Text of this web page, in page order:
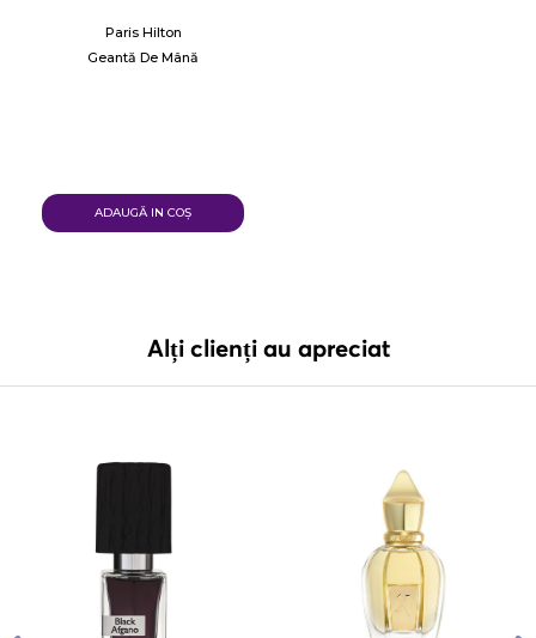
Paris Hilton
Geantă De Mână
ADAUGĂ IN COŞ
Alți clienți au apreciat